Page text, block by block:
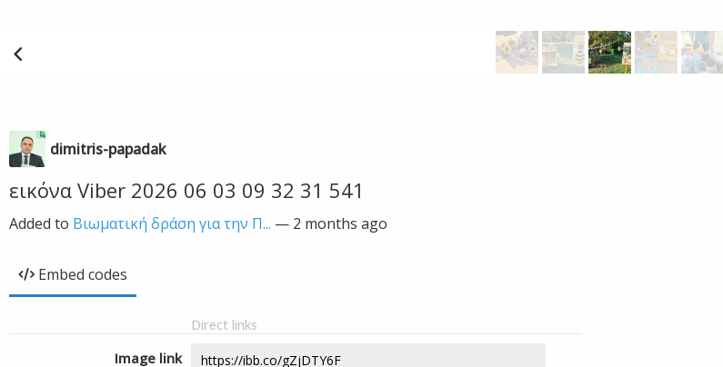
dimitris-papadak
εικόνα Viber 2026 06 03 09 32 31 541
Added to Βιωματική δράση για την Π... — 2 months ago
Embed codes
Direct links
Image link